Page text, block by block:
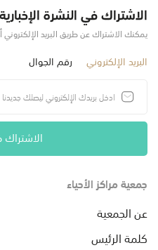
الاشتراك في النشرة الإخبارية
يمكنك الاشتراك عن طريق البريد الإلكتروني
البريد الإلكتروني رقم الجوال
جمعية مراكز الأحياء
عن الجمعية
كلمة الرئيس